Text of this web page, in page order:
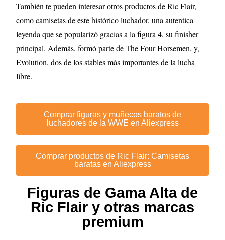
También te pueden interesar otros productos de Ric Flair,
como camisetas de este histórico luchador, una autentica
leyenda que se popularizó gracias a la figura 4, su finisher
principal. Además, formó parte de The Four Horsemen, y,
Evolution, dos de los stables más importantes de la lucha
libre.
Comprar figuras y muñecos baratos de
luchadores de la WWE en Aliexpress
Comprar productos de Ric Flair: Camisetas
baratas en Aliexpress
Figuras de Gama Alta de
Ric Flair y otras marcas
premium